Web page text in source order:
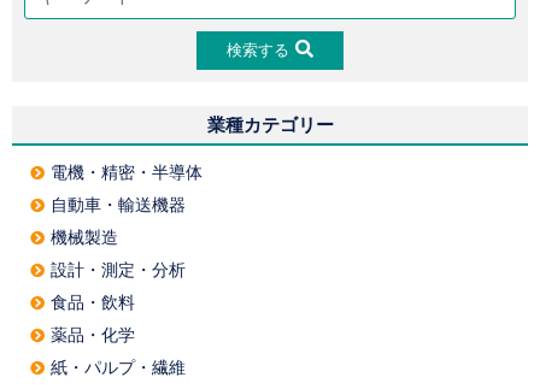
検索する
業種カテゴリー
電機・精密・半導体
自動車・輸送機器
機械製造
設計・測定・分析
食品・飲料
薬品・化学
紙・パルプ・繊維